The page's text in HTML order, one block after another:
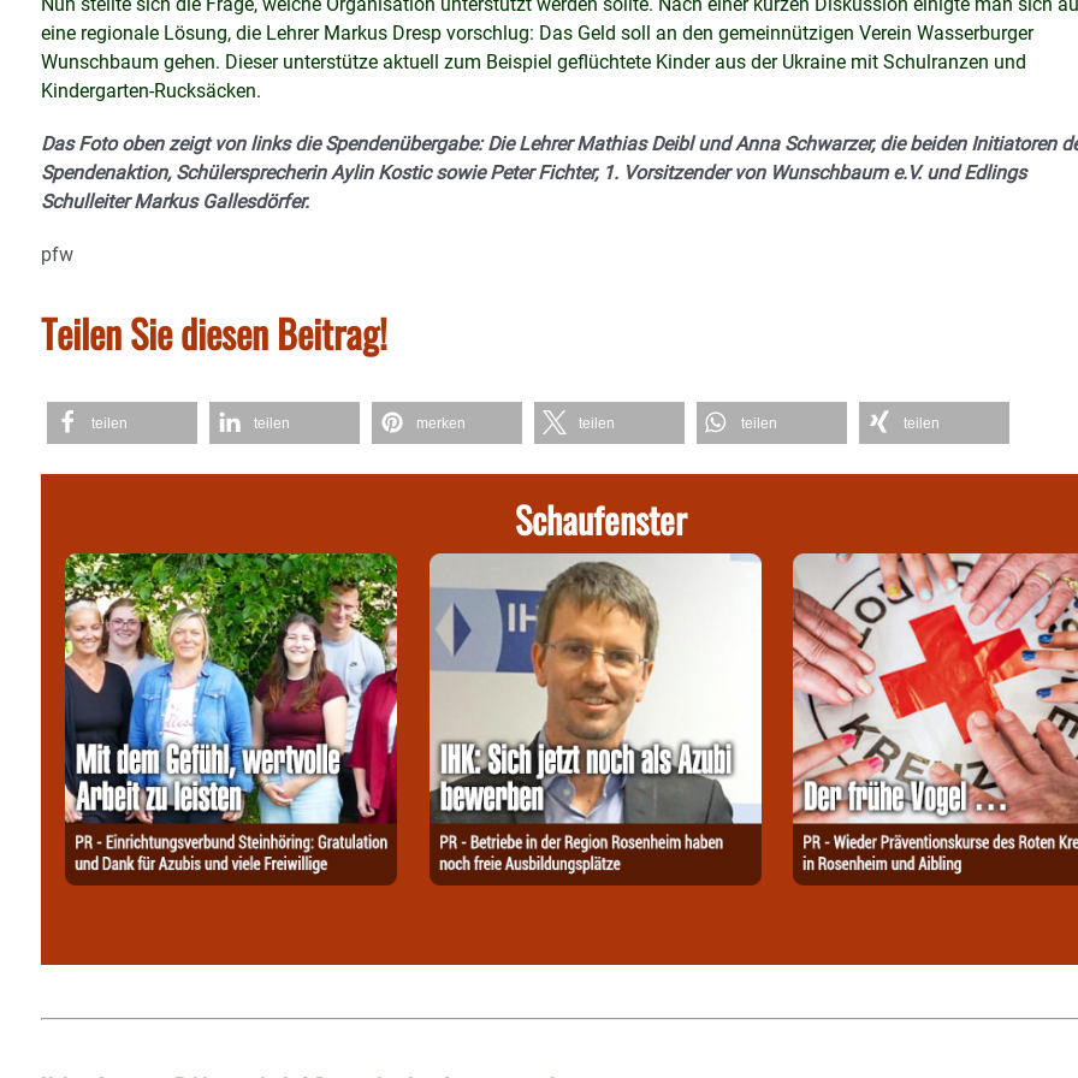
eine regionale Lösung, die Lehrer Markus Dresp vorschlug: Das Geld soll an den gemeinnützigen Verein Wasserburger
Wunschbaum gehen. Dieser unterstütze aktuell zum Beispiel geflüchtete Kinder aus der Ukraine mit Schulranzen und
Kindergarten-Rucksäcken.
Das Foto oben zeigt von links die Spendenübergabe: Die Lehrer Mathias Deibl und Anna Schwarzer, die beiden Initiatoren
Spendenaktion, Schülersprecherin Aylin Kostic sowie Peter Fichter, 1. Vorsitzender von Wunschbaum e.V. und Edlings
Schulleiter Markus Gallesdörfer.
pfw
Teilen Sie diesen Beitrag!
teilen teilen merken teilen teilen teilen
Schaufenster